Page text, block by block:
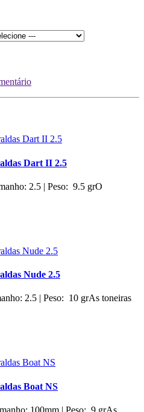
Dart II 2.5
2.5 | Peso: 9.5 grO
Nude 2.5
2.5 | Peso: 10 grAs toneiras
Boat NS
100mm | Peso: 9 grAs